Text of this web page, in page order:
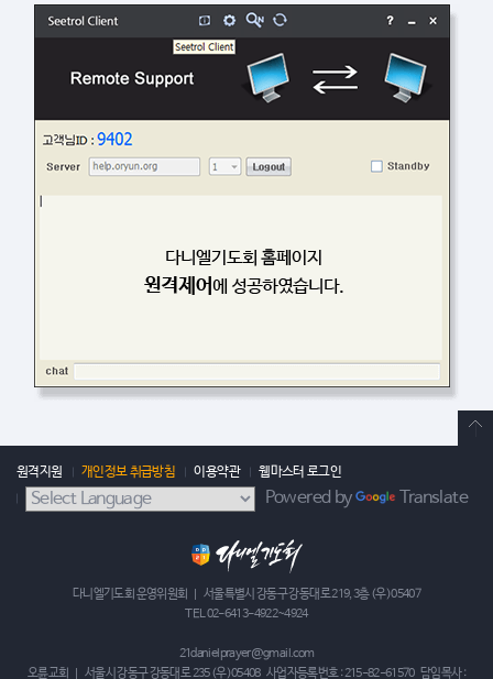
원격지원 개인정보 취급방침 이용약관 웹마스터 로그인
Powered by Translate
다니엘기도회 운영위원회 | 서울특별시 강동구 강동대로 219, 3층 (우)05407
TEL 02-6413-4922~4924
21danielprayer@gmail.com
오륜교회 | 서울시 강동구 강동대로 235 (우)05408 사업자등록번호 : 215-82-61570 담임목사 :